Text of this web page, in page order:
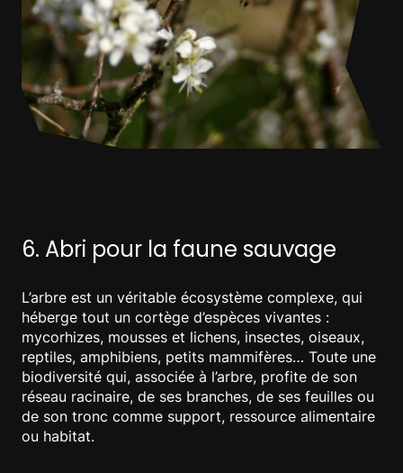
6. Abri pour la faune sauvage
L’arbre est un véritable écosystème complexe, qui
héberge tout un cortège d’espèces vivantes :
mycorhizes, mousses et lichens, insectes, oiseaux,
reptiles, amphibiens, petits mammifères… Toute une
biodiversité qui, associée à l’arbre, profite de son
réseau racinaire, de ses branches, de ses feuilles ou
de son tronc comme support, ressource alimentaire
ou habitat.